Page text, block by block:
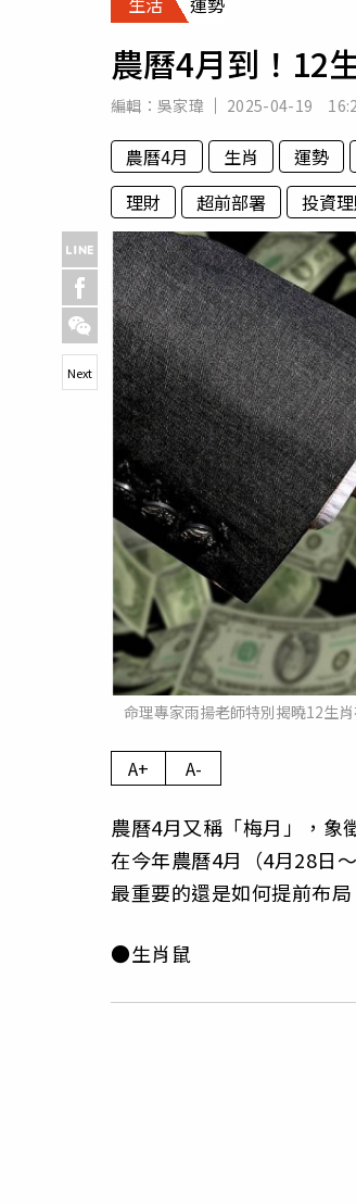
農曆4月到！12
編輯： 吳家瑋 2025-04-19
農曆4月 生肖 運勢
理財
超前部署 投資
命理專家雨揚老師特別揭曉12生
Next
A+ A-
農曆4月又稱「梅月」，象
在今年農曆4月（4月28日
最重要的還是如何提前布
●生肖鼠